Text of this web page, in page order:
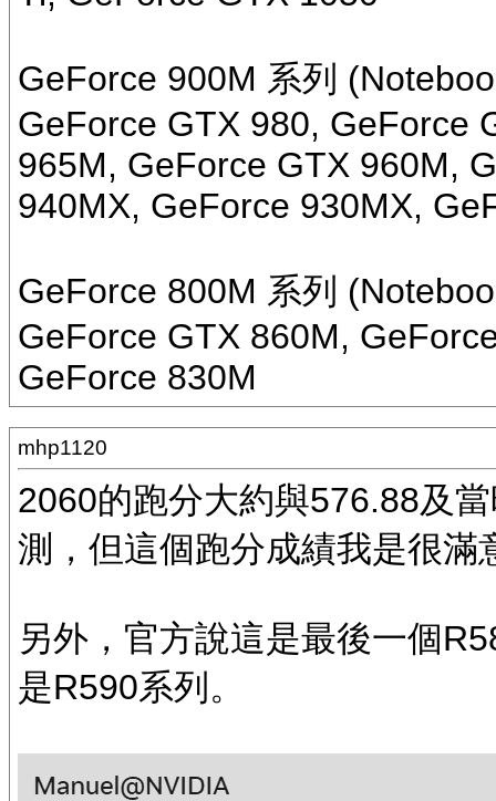
GeForce 900M 系列
GeForce GTX 980, GeForce
965M, GeForce GTX 960M,
940MX, GeForce 930MX,
GeForce 800M 系列
GeForce GTX 860M,
GeForce 830M
mhp1120
2060的跑分大約與576.88及
測，但這個跑分成績我是很滿
另外，官方說這是最後一個
是R590系列。